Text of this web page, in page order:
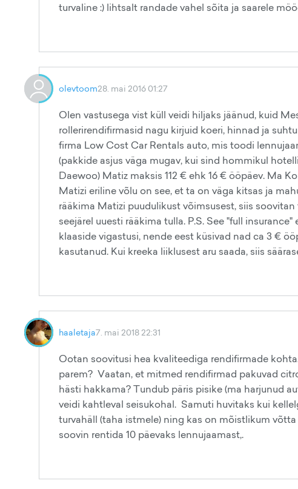
turvaline :) lihtsalt randade vahel sõita ja saarele
olevtoom28. mai 2016 01:27
Olen vastusega vist küll veidi hiljaks jäänud, kuid
rollerirendifirmasid nagu kirjuid koeri, hinnad ja
firma Low Cost Car Rentals auto, mis toodi
(pakkide asjus väga mugav, kui sind hommikul
Daewoo) Matiz maksis 112 € ehk 16 € ööpäev. Ma
Matizi eriline võlu on see, et ta on väga kitsas ja
rääkima Matizi puudulikust võimsusest, siis
seejärel uuesti rääkima tulla. P.S. See "full
klaaside vigastusi, nende eest küsivad nad ca 3 €
kasutanud. Kui kreeka liiklusest aru saada, siis
haaletaja7. mai 2018 22:31
Ootan soovitusi hea kvaliteediga rendifirmade
parem? Vaatan, et mitmed rendifirmad pakuvad
hästi hakkama? Tundub päris pisike (ma harjunud
veidi kahtleval seisukohal. Samuti huvitaks kui
turvahäll (taha istmele) ning kas on mõistlikum
soovin rentida 10 päevaks lennujaamast,.